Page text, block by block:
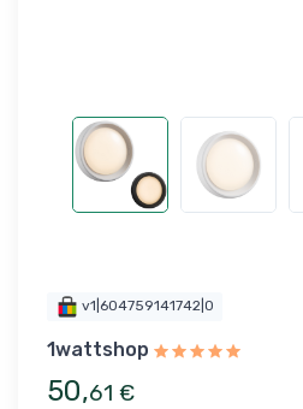
v1|604759141742|0
1wattshop
50,61 €